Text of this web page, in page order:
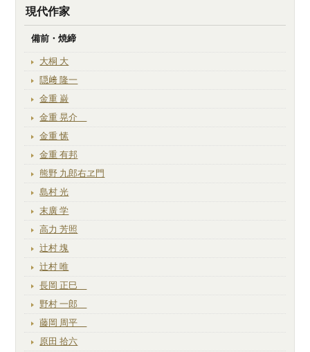
現代作家
備前・焼締
大桐 大
隠﨑 隆一
金重 巌
金重 晃介
金重 愫
金重 有邦
熊野 九郎右ヱ門
島村 光
末廣 学
高力 芳照
辻村 塊
辻村 唯
長岡 正巳
野村 一郎
藤岡 周平
原田 拾六